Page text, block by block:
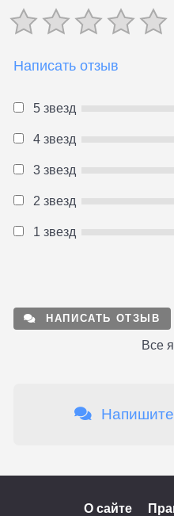
Написать отзыв
5 звезд
4 звезд
3 звезд
2 звезд
1 звезд
НАПИСАТЬ ОТЗЫВ
Все
О сайте